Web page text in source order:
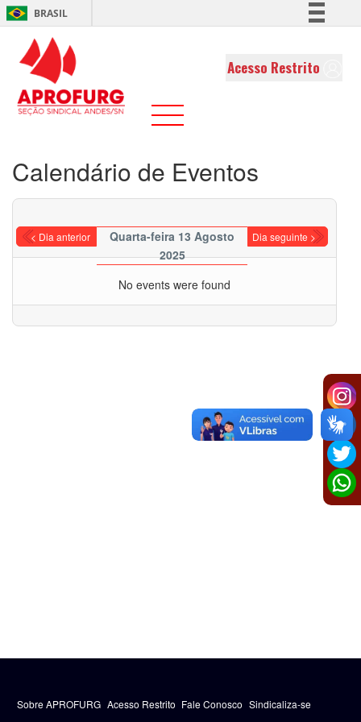
BRASIL
Comunica BR
Acesso Restrito
Calendário de Eventos
< Dia anterior
Quarta-feira 13 Agosto
2025
Dia seguinte >
No events were found
Sobre APROFURG Acesso Restrito Fale Conosco Sindicaliza-se